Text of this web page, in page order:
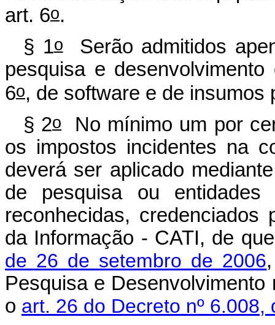
art. 6o.
§ 1oSerão admitidos
pesquisa e
6o, de software e de insumos
§ 2oNo mínimo um por
os impostos incidentes na
deverá ser aplicado
de pesquisa ou
reconhecidas,
da Informação - CATI, de
de 26 de setembro de 2006
Pesquisa e
o art. 26 do Decreto nº